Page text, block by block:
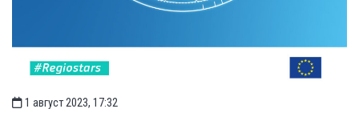
1 август 2023, 17:32